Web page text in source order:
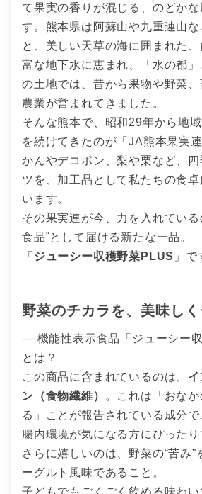
て果実の香りが混じる、のどかな
す。熊本県は阿蘇山や九重連山
と、美しい天草の海に囲まれた
富な地下水に恵まれ、「水の都」
の土地では、昔から果物や野菜
農業が営まれてきました。
そんな熊本で、昭和29年から地
を続けてきたのが「JA熊本果実
かんやデコポン、梨や栗など、
ツを、加工品として私たちの食
います。
その果実連が今、力を入れてい
食品”として届ける新たな一品。
「 ジューシー収穫野菜PLUS 」で
野菜のチカラを、美味し
― 機能性表示食品「ジューシー
とは？
この商品に含まれているのは、
ン（食物繊維）
。これは「おなか
る」ことが報告されている成分
腸内環境が気になる方にぴったり
さらに嬉しいのは、野菜の“苦み”
ーグルト風味であること。
子どもでもごくごく飲める味わい